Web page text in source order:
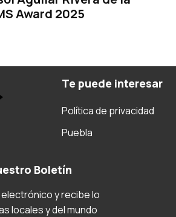
Award 2025
Te puede interesar
Política de privacidad
Puebla
Boletín
y recibe lo
locales y del mundo